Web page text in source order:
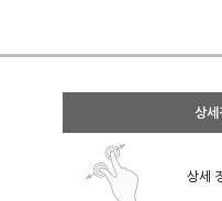
상세
상세